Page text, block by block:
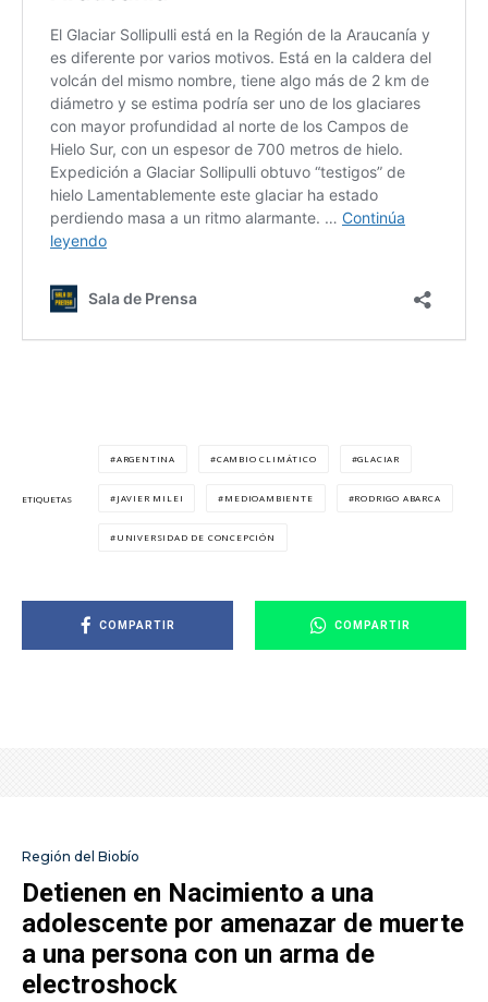
ETIQUETAS
ARGENTINA CAMBIO CLIMÁTICO GLACIAR
JAVIER MILEI MEDIOAMBIENTE RODRIGO ABARCA
UNIVERSIDAD DE CONCEPCIÓN
COMPARTIR COMPARTIR
Región del Biobío
Detienen en Nacimiento a una
adolescente por amenazar de muerte
a una persona con un arma de
electroshock